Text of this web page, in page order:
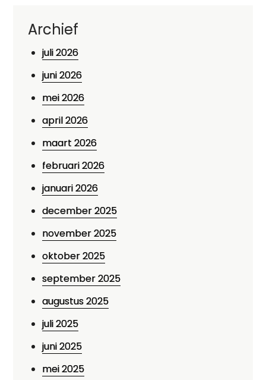
Archief
juli 2026
juni 2026
mei 2026
april 2026
maart 2026
februari 2026
januari 2026
december 2025
november 2025
oktober 2025
september 2025
augustus 2025
juli 2025
juni 2025
mei 2025